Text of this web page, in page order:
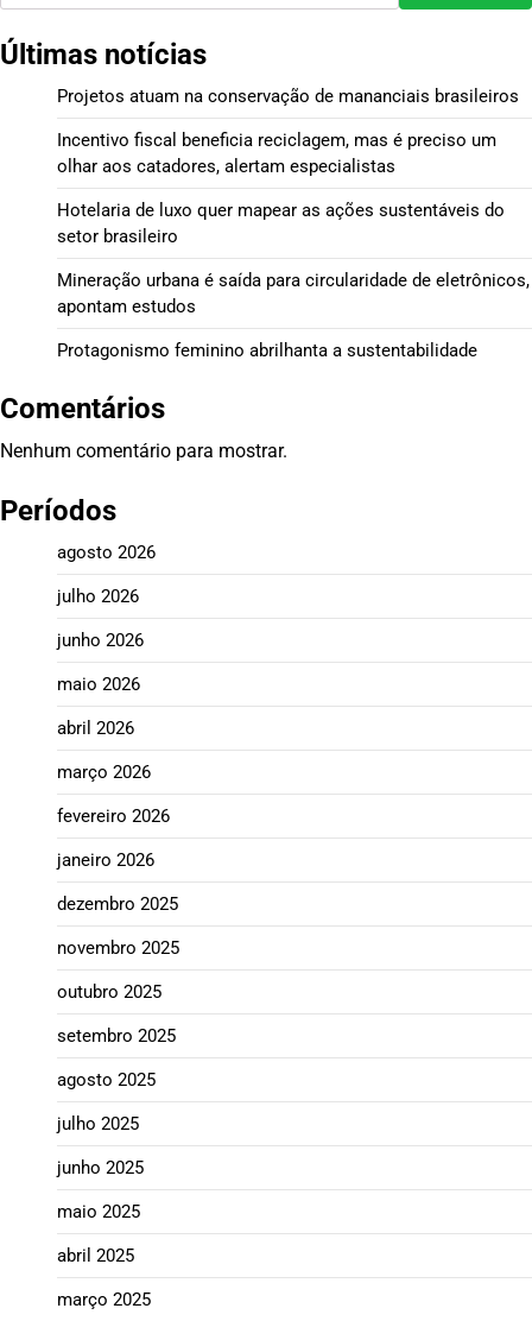
Últimas notícias
Projetos atuam na conservação de mananciais brasileiros
Incentivo fiscal beneficia reciclagem, mas é preciso um
olhar aos catadores, alertam especialistas
Hotelaria de luxo quer mapear as ações sustentáveis do
setor brasileiro
Mineração urbana é saída para circularidade de eletrônicos,
apontam estudos
Protagonismo feminino abrilhanta a sustentabilidade
Comentários
Nenhum comentário para mostrar.
Períodos
agosto 2026
julho 2026
junho 2026
maio 2026
abril 2026
março 2026
fevereiro 2026
janeiro 2026
dezembro 2025
novembro 2025
outubro 2025
setembro 2025
agosto 2025
julho 2025
junho 2025
maio 2025
abril 2025
março 2025